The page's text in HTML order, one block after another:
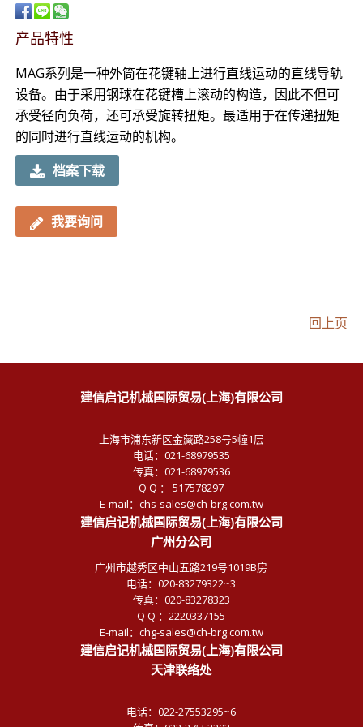
产品特性
MAG系列是一种外筒在花键轴上进行直线运动的直线导轨
设备。由于采用钢球在花键槽上滚动的构造，因此不但可
承受径向负荷，还可承受旋转扭矩。最适用于在传递扭矩
的同时进行直线运动的机构。
档案下载
我要询问
回上页
建信启记机械国际贸易(上海)有限公司
上海市浦东新区金藏路258号5幢1层
电话：021-68979535
传真：021-68979536
Q Q ： 517578297
E-mail：chs-sales@ch-brg.com.tw
建信启记机械国际贸易(上海)有限公司
广州分公司
广州市越秀区中山五路219号1019B房
电话：020-83279322~3
传真：020-83278323
Q Q ：2220337155
E-mail：chg-sales@ch-brg.com.tw
建信启记机械国际贸易(上海)有限公司
天津联络处
电话：022-27553295~6